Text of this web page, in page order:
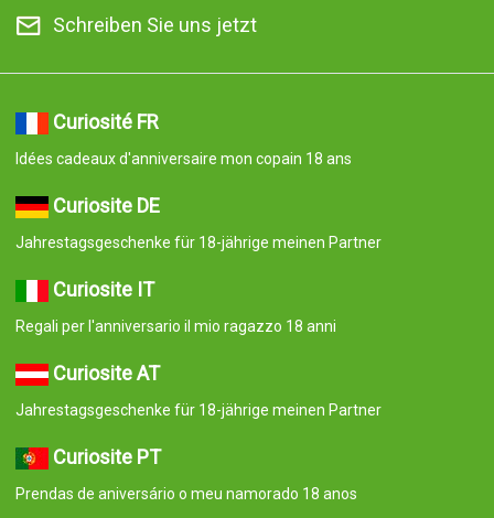
Schreiben Sie uns jetzt
Curiosité FR
Idées cadeaux d'anniversaire mon copain 18 ans
Curiosite DE
Jahrestagsgeschenke für 18-jährige meinen Partner
Curiosite IT
Regali per l'anniversario il mio ragazzo 18 anni
Curiosite AT
Jahrestagsgeschenke für 18-jährige meinen Partner
Curiosite PT
Prendas de aniversário o meu namorado 18 anos